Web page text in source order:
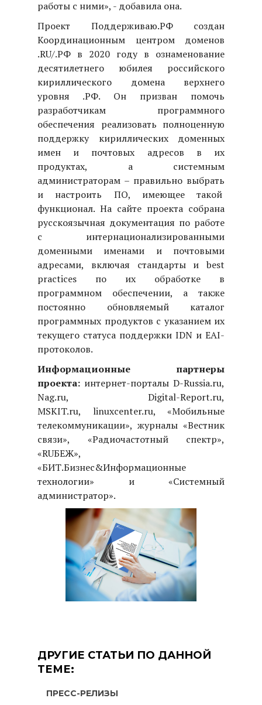
работы с ними», - добавила она.
Проект Поддерживаю.РФ создан
Координационным центром доменов
.RU/.РФ в 2020 году в ознаменование
десятилетнего юбилея российского
кириллического домена верхнего
уровня .РФ. Он призван помочь
разработчикам программного
обеспечения реализовать полноценную
поддержку кириллических доменных
имен и почтовых адресов в их
продуктах, а системным
администраторам – правильно выбрать
и настроить ПО, имеющее такой
функционал. На сайте проекта собрана
русскоязычная документация по работе
с интернационализированными
доменными именами и почтовыми
адресами, включая стандарты и best
practices по их обработке в
программном обеспечении, а также
постоянно обновляемый каталог
программных продуктов с указанием их
текущего статуса поддержки IDN и EAI-
протоколов.
Информационные партнеры
проекта: интернет-порталы D-Russia.ru,
Nag.ru, Digital-Report.ru,
MSKIT.ru, linuxcenter.ru, «Мобильные
телекоммуникации», журналы «Вестник
связи», «Радиочастотный спектр»,
«RUБЕЖ»,
«БИТ.Бизнес&Информационные
технологии» и «Системный
администратор».
ДРУГИЕ СТАТЬИ ПО ДАННОЙ
ТЕМЕ:
ПРЕСС-РЕЛИЗЫ